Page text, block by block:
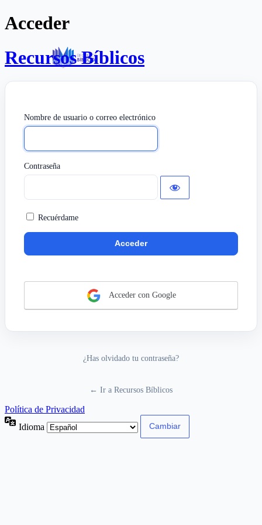
Acceder
Recursos Bíblicos
Nombre de usuario o correo electrónico
Contraseña
Recuérdame
Acceder con Google
¿Has olvidado tu contraseña?
← Ir a Recursos Bíblicos
Política de Privacidad
Idioma